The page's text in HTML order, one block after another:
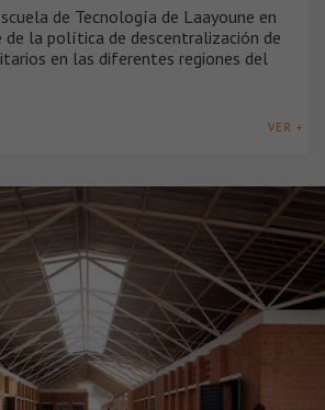
de Tecnología de Laayoune en
de la política de descentralización de
en las diferentes regiones del
VER +